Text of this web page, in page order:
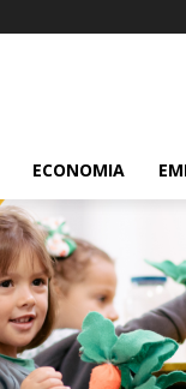
ECONOMIA